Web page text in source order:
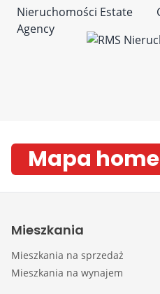
Mapa
Mieszkania
Mieszkania na sprzedaż
Mieszkania na wynajem